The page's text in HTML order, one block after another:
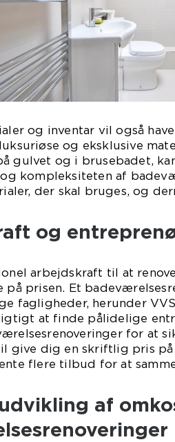
og inventar vil også
og eksklusive
gulvet og i brusebadet,
kompleksiteten af
der skal bruges, og
og
arbejdskraft til at
på prisen. Et
fagligheder, herunder
at finde pålidelige
for at
give dig en skriftlig pris
flere tilbud for at
af